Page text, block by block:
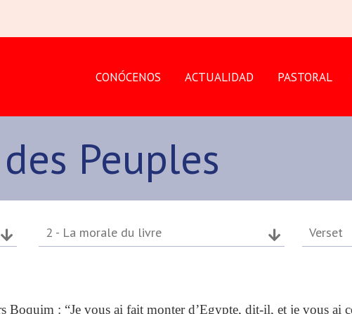
CONÓCENOS ACTUALIDAD PASTORAL
Peuples
2 - La morale du livre Verset
Boquim : “Je vous ai fait monter d’Egypte, dit-il, et je vous ai